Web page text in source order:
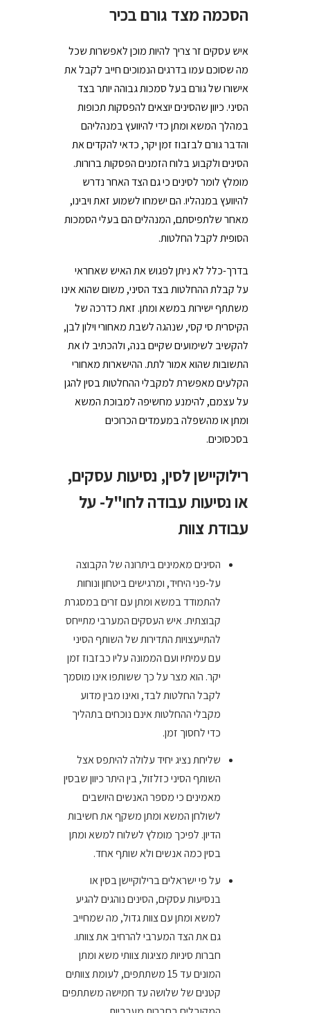
הסכמה מצד גורם בכיר
איש עסקים זר צריך להיות מוכן לאפשרות שכל
מה שסוכם עמו בדרגים הנמוכים חייב לקבל את
אישורו של גורם בעל סמכות גבוהה יותר בצד
הסיני. כיוון שהסינים יוצאים להפסקות תכופות
במהלך המשא ומתן כדי להיוועץ במנהליהם
והדבר גורם לבזבוז זמן יקר, כדאי להקדים את
הסינים ולקבוע בלוח הזמנים הפסקות ברורות.
מומלץ לומר לסינים כי גם הצד האחר נדרש
להיוועץ במנהליו. הם ישמחו לשמוע זאת ויבינו,
מאחר שלתפיסתם, המנהלים הם בעלי הסמכות
הסופית לקבל החלטות.
בדרך-כלל לא ניתן לפגוש את האיש שאחראי
על קבלת ההחלטות בצד הסיני, משום שהוא אינו
משתתף ישירות במשא ומתן. זאת כדרכה של
הקיסרית סי קסי, שנהגה לשבת מאחורי וילון לבן,
להקשיב לשימועים שקיים בנה, ולהכתיב לו את
התשובות שהוא אמור לתת. ההישארות מאחורי
הקלעים מאפשרת למקבלי ההחלטות בסין להגן
על עצמם, להימנע מחשיפה למבוכת המשא
ומתן או מהשפלה במעמדים הכרוכים
בסכסוכים.
רילוקיישן לסין, נסיעות עסקים,
או נסיעות עבודה לחו"ל- על
עבודת צוות
הסינים מאמינים ביתרונה של הקבוצה
על-פני היחיד, ומרגישים ביטחון ונוחות
להתמודד במשא ומתן עם זרים במסגרת
קבוצתית. איש העסקים המערבי מתייחס
להתייעצויות התדירות של השותף הסיני
עם עמיתיו ועם הממונה עליו כבזבוז זמן
יקר. הוא מצר על כך ששותפו אינו מוסמך
לקבל החלטות לבד, ואינו מבין מדוע
מקבלי ההחלטות אינם נוכחים בתהליך
כדי לחסוך זמן.
שליחת נציג יחיד עלולה להיתפס אצל
השותף הסיני כזלזול, בין היתר כיוון שבסין
מאמינים כי מספר האנשים היושבים
לשולחן המשא ומתן משקף את חשיבות
הדיון. לפיכך מומלץ לשלוח למשא ומתן
בסין כמה אנשים ולא שותף אחד.
על פי ישראלים ברילוקיישן בסין או
בנסיעות עסקים, הסינים נוהגים להגיע
למשא ומתן עם צוות גדול, מה שמחייב
גם את הצד המערבי להרחיב את צוותו.
חברות סיניות מציגות צוותי משא ומתן
המונים עד 15 משתתפים, לעומת צוותים
קטנים של שלושה עד חמישה משתתפים